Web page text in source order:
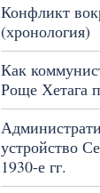
Конфликт
(хронология)
Как
Роще Хетага
устройство
1930-е гг.